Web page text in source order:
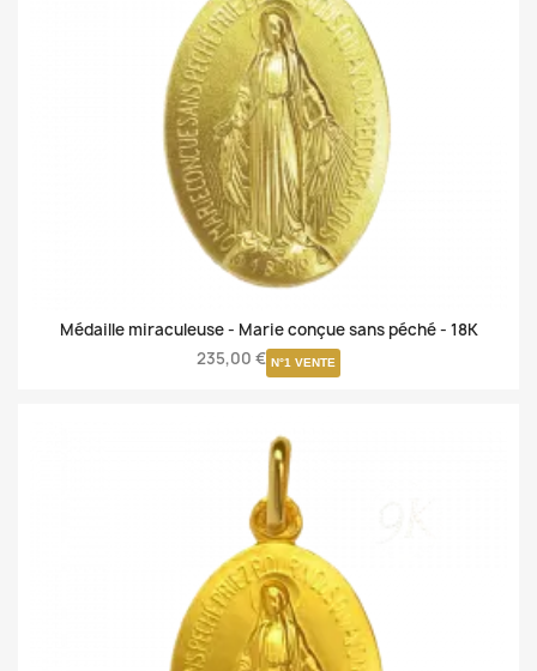
Médaille miraculeuse - Marie conçue sans péché - 18K
235,00 € N°1 VENTE